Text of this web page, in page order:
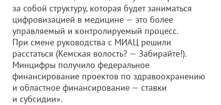
за собой структуру, которая будет заниматься
цифровизацией в медицине — это более
управляемый и контролируемый процесс.
При смене руководства с МИАЦ решили
расстаться (Кемская волость? — Забирайте!).
Минцифры получило федеральное
финансирование проектов по здравоохранению
и областное финансирование — ставки
и субсидии».